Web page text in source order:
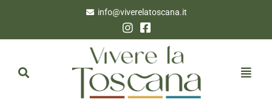
info@viverelatoscana.it